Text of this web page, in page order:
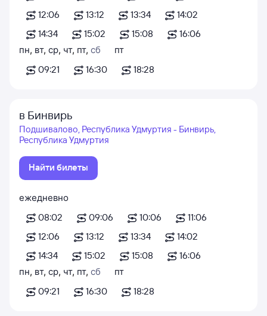
12:06
13:12 13:34
14:02
14:34
15:02 15:08
16:06
пн, вт, ср, чт, пт, сб
09:21
16:30
пт
18:28
в Бинвирь
Подшивалово, Республика Удмуртия - Бинвирь,
Республика Удмуртия
Найти билеты
ежедневно
08:02
09:06 10:06
11:06
12:06
13:12 13:34
14:02
14:34
15:02 15:08
16:06
пн, вт, ср, чт, пт, сб
09:21
16:30
пт
18:28